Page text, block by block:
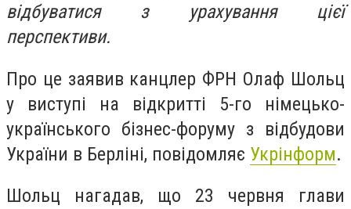
відбуватися з урахування цієї
перспективи.
Про це заявив канцлер ФРН Олаф Шольц
у виступі на відкритті 5-го німецько-
українського бізнес-форуму з відбудови
України в Берліні, повідомляє Укрінформ.
Шольц нагадав, що 23 червня глави